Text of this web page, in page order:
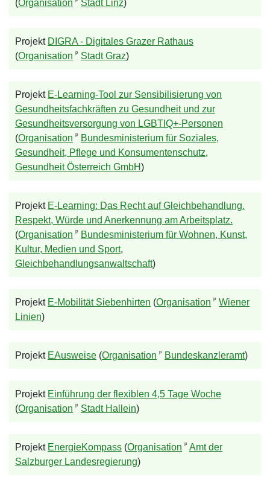
(Organisation Stadt Linz)
Projekt DIGRA - Digitales Grazer Rathaus
(Organisation ᵖ Stadt Graz)
Projekt E-Learning-Tool zur Sensibilisierung von
Gesundheitsfachkräften zu Gesundheit und zur
Gesundheitsversorgung von LGBTIQ+-Personen
(Organisation ᵖ Bundesministerium für Soziales,
Gesundheit, Pflege und Konsumentenschutz,
Gesundheit Österreich GmbH )
Projekt E-Learning: Das Recht auf Gleichbehandlung.
Respekt, Würde und Anerkennung am Arbeitsplatz.
(Organisation ᵖ Bundesministerium für Wohnen, Kunst,
Kultur, Medien und Sport,
Gleichbehandlungsanwaltschaft)
Projekt E-Mobilität Siebenhirten (Organisation ᵖ Wiener
Linien)
Projekt EAusweise (Organisation ᵖ Bundeskanzleramt)
Projekt Einführung der flexiblen 4,5 Tage Woche
(Organisation ᵖ Stadt Hallein)
Projekt EnergieKompass (Organisation ᵖ Amt der
Salzburger Landesregierung)